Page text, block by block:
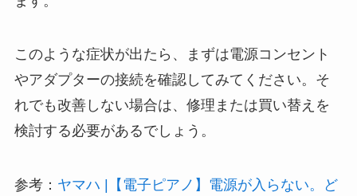
このような症状が出たら、まずは電源コンセント
やアダプターの接続を確認してみてください。そ
れでも改善しない場合は、修理または買い替えを
検討する必要があるでしょう。
参考： ヤマハ |【電子ピアノ】電源が入らない。ど